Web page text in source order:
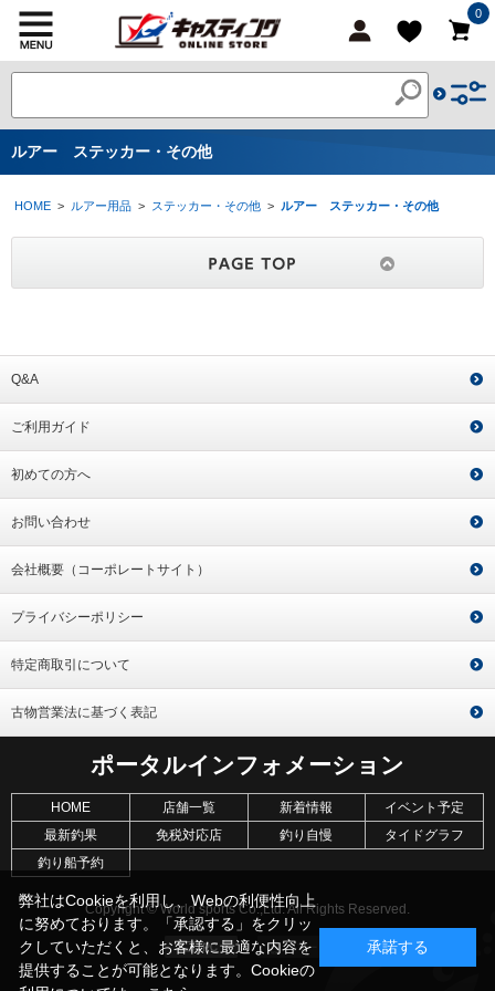
0
ルアー ステッカー・その他
HOME > ルアー用品 > ステッカー・その他 > ルアー ステッカー・その他
Q&A
ご利用ガイド
初めての方へ
お問い合わせ
会社概要（コーポレートサイト）
プライバシーポリシー
特定商取引について
古物営業法に基づく表記
ポータルインフォメーション
HOME 店舗一覧 新着情報
イベント予定
最新釣果
免税対応店 釣り自慢
タイドグラフ
釣り船予約
Copyright © World sports Co.,Ltd. All Rights Reserved.
弊社はCookieを利用し、Webの利便性向上
に努めております。「承認する」をクリッ
クしていただくと、お客様に最適な内容を
提供することが可能となります。Cookieの
承諾する